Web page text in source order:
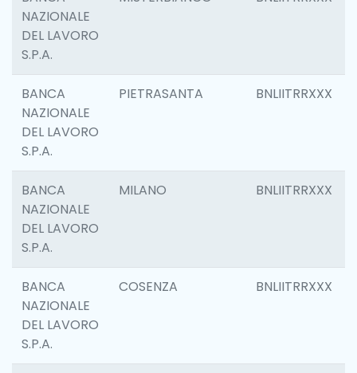
NAZIONALE
DEL LAVORO
S.P.A.
BANCA
NAZIONALE
DEL LAVORO
S.P.A.
PIETRASANTA BNLIITRRXXX
BANCA
NAZIONALE
DEL LAVORO
S.P.A.
MILANO BNLIITRRXXX
BANCA
NAZIONALE
DEL LAVORO
S.P.A.
COSENZA BNLIITRRXXX